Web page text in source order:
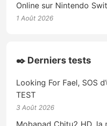
Online sur Nintendo
1 Août 2026
✒️ Derniers tests
Looking For Fael, SOS
TEST
3 Août 2026
Mobapad Chitu2 HD, la